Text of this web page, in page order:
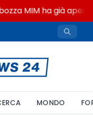
MIM ha già
MONDO